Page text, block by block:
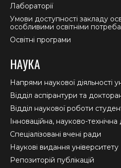
Лабораторії
Умови доступності закладу
особливими освітніми
Освітні програми
НАУКА
Напрями наукової діяльності
Відділ аспірантури та
Відділ наукової роботи
Інноваційна, науково-технічна
Спеціалізовані вчені ради
Наукові видання університету
Репозиторій публікацій